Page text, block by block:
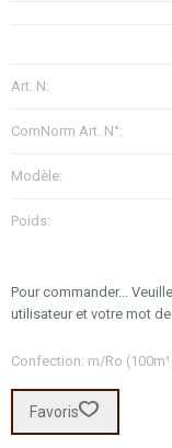
Art. N:
ComNorm Art. N°:
Modèle:
Poids:
Pour commander...
utilisateur et votre mot
Confection: m/Ro
Favoris